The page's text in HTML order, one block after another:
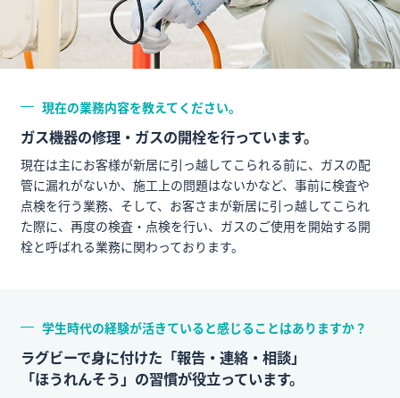
現在の業務内容を教えてください。
ガス機器の修理・ガスの開栓を行っています。
現在は主にお客様が新居に引っ越してこられる前に、ガスの配
管に漏れがないか、施工上の問題はないかなど、事前に検査や
点検を行う業務、そして、お客さまが新居に引っ越してこられ
た際に、再度の検査・点検を行い、ガスのご使用を開始する開
栓と呼ばれる業務に関わっております。
学生時代の経験が活きていると感じることはありますか？
ラグビーで身に付けた「報告・連絡・相談」
「ほうれんそう」の習慣が役立っています。